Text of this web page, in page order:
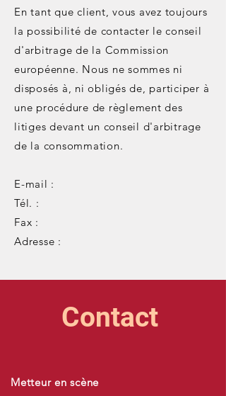
En tant que client, vous avez toujours
la possibilité de contacter le conseil
d'arbitrage de la Commission
européenne. Nous ne sommes ni
disposés à, ni obligés de, participer à
une procédure de règlement des
litiges devant un conseil d'arbitrage
de la consommation.
E-mail :
Tél. :
Fax :
Adresse :
Contact
Metteur en scène